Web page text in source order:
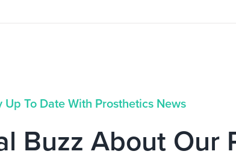
Up To Date With Prosthetics News
Buzz About Our